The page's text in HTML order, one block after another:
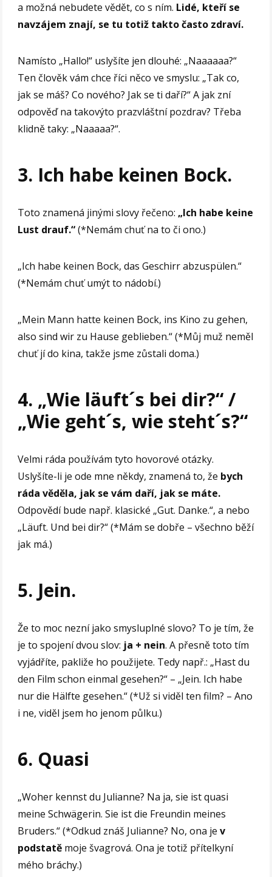
a možná nebudete vědět, co s ním. Lidé, kteří se
navzájem znají, se tu totiž takto často zdraví.
Namísto „Hallo!“ uslyšíte jen dlouhé: „Naaaaaa?“
Ten člověk vám chce říci něco ve smyslu: „Tak co,
jak se máš? Co nového? Jak se ti daří?“ A jak zní
odpověď na takovýto prazvláštní pozdrav? Třeba
klidně taky: „Naaaaa?“.
3. Ich habe keinen Bock.
Toto znamená jinými slovy řečeno:„Ich habe keine
Lust drauf.“(*Nemám chuť na to či ono.)
„Ich habe keinen Bock, das Geschirr abzuspülen.“
(*Nemám chuť umýt to nádobí.)
„Mein Mann hatte keinen Bock, ins Kino zu gehen,
also sind wir zu Hause geblieben.“ (*Můj muž neměl
chuť jí do kina, takže jsme zůstali doma.)
4. „Wie läuft´s bei dir?“ /
„Wie geht´s, wie steht´s?“
Velmi ráda používám tyto hovorové otázky.
Uslyšíte-li je ode mne někdy, znamená to, že bych
ráda věděla, jak se vám daří, jak se máte.
Odpovědí bude např. klasické „Gut. Danke.“, a nebo
„Läuft. Und bei dir?“ (*Mám se dobře – všechno běží
jak má.)
5. Jein.
Že to moc nezní jako smysluplné slovo? To je tím, že
je to spojení dvou slov: ja + nein. A přesně toto tím
vyjádříte, pakliže ho použijete. Tedy např.: „Hast du
den Film schon einmal gesehen?“ – „Jein. Ich habe
nur die Hälfte gesehen.“ (*Už si viděl ten film? – Ano
i ne, viděl jsem ho jenom půlku.)
6. Quasi
„Woher kennst du Julianne? Na ja, sie ist quasi
meine Schwägerin. Sie ist die Freundin meines
Bruders.“ (*Odkud znáš Julianne? No, ona jev
podstatě moje švagrová. Ona je totiž přítelkyní
mého bráchy.)